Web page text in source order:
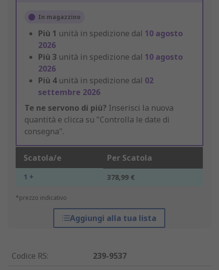
In magazzino
Più 1 unità in spedizione dal 10 agosto
2026
Più 3 unità in spedizione dal 10 agosto
2026
Più 4 unità in spedizione dal 02
settembre 2026
Te ne servono di più? Inserisci la nuova
quantità e clicca su "Controlla le date di
consegna".
Scatola/e Per Scatola
1 + 378,99 €
*prezzo indicativo
Aggiungi alla tua lista
Codice RS:
239-9537